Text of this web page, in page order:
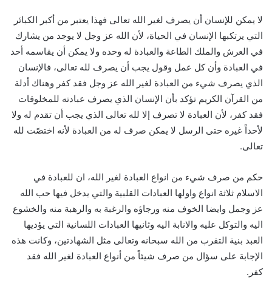
لا يمكن للإنسان أن يصرف لغير الله تعالى فهذا يعتبر من أكبر الكبائر
التي يرتكبها الإنسان في الحياة، لأن الله عز وجل لا يوجد من يشارك
في العرش والملك الطاعة والعبادة له وحده ولا يمكن أن يقاسمه أحد
في العبادة وأن كل عمل وقول يجب أن يصرف لله تعالى، فالإنسان
الذي يصرف شيء من العبادة لغير الله عز وجل فقد كفر وهناك أدلة
من القرآن الكريم تؤكد بأن الإنسان الذي يصرف عبادته للمخلوقات
فقد كفر، لأن العبادة لا تصرف إلا لله تعالى الذي يجب أن تقدم له ولا
لأحداً غيره حتى الرسل لا يمكن صرف له من العبادة لأنه اختصًت لله
تعالى.
حكم من صرف شيء من انواع العبادة لغير الله، ان للعبادة في
الاسلام ثلاثة انواع واولها العبادات القلبية والتي يدخل فيها حب الله
عز وجمل وايضا الخوف منه ورجاؤه والرغبة به والرهبة منه والخشوع
اليه والتوكل عليه والانابة اليه وثانيها العبادات اللسانية التي يؤديها
العبد بنية التقرب من الله سبحانه وتعالى مثل الشهادتين، وكانت هذه
الإجابة على سؤال من صرف شيئاً من أنواع العبادة لغير الله فقد
كفر.